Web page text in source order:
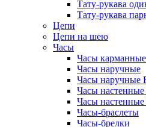
Тату-рукава
Тату-рукава
Цепи
Цепи на шею
Часы
Часы
Часы наручные
Часы наручные
Часы настенные
Часы
Часы-браслеты
Часы-брелки